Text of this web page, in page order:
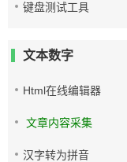
键盘测试工具
文本数字
Html在线编辑器
文章内容采集
汉字转为拼音